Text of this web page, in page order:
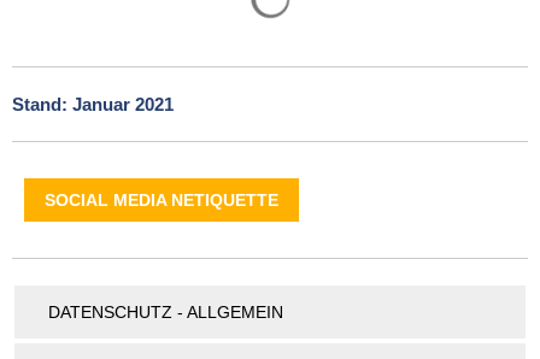
Stand: Januar 2021
SOCIAL MEDIA NETIQUETTE
DATENSCHUTZ - ALLGEMEIN